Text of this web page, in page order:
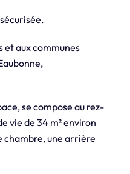
et aux communes
se compose au rez-
vie de 34 m² environ
chambre, une arrière